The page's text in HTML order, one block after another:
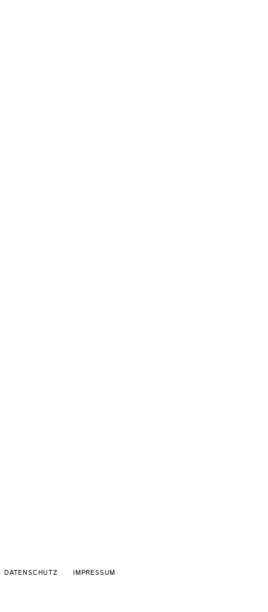
DATENSCHUTZ IMPRESSUM
Schaltfläche Schaltfläche